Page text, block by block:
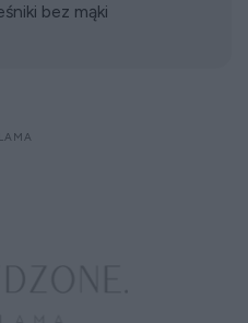
bez mąki